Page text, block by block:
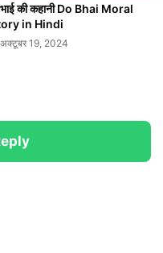
भाई की कहानी Do Bhai Moral
in Hindi
अक्टूबर 19, 2024